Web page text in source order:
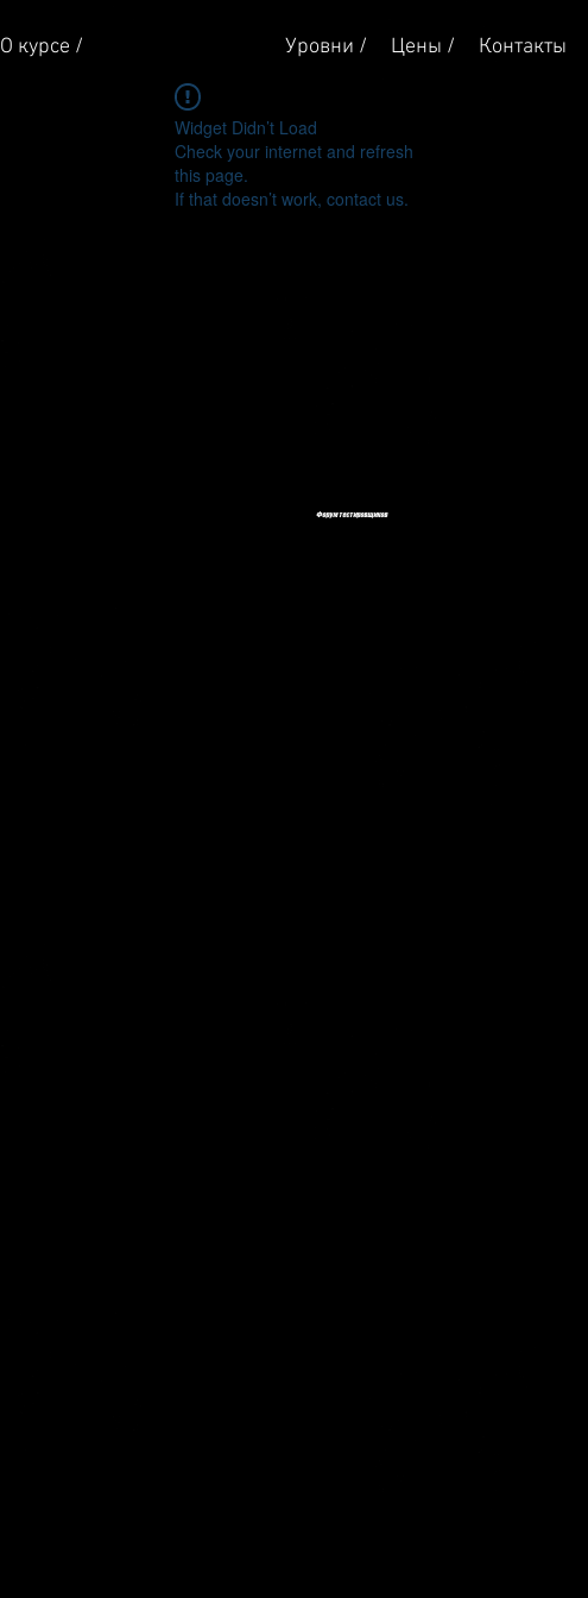
О курсе / Уровни / Цены / Контакты
Форум тестировщиков
Widget Didn’t Load
Check your internet and refresh
this page.
If that doesn’t work, contact us.